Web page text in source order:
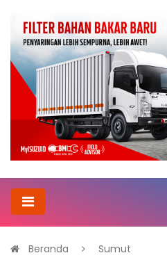
Beranda Sumut